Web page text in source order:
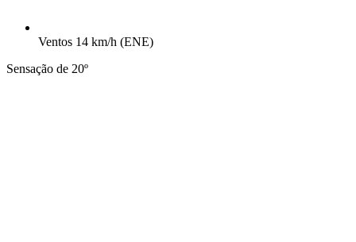
Ventos 14 km/h (ENE)
Sensação de 20º